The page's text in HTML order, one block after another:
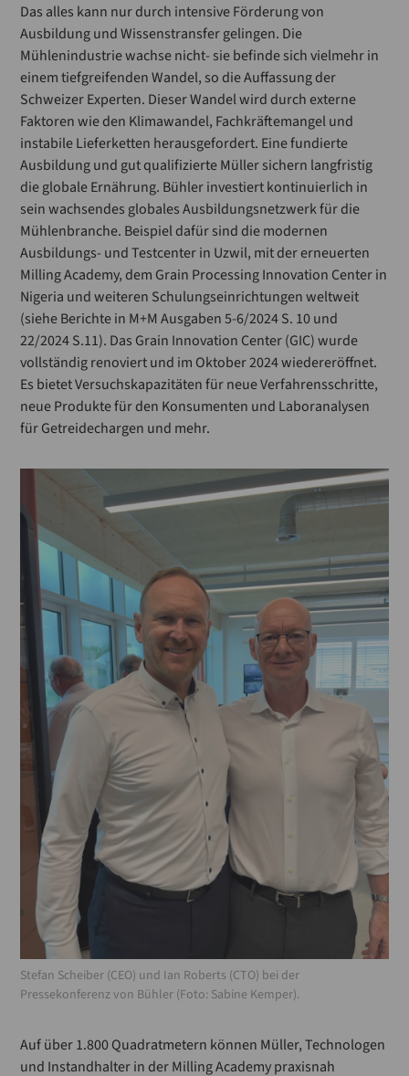
Das alles kann nur durch intensive Förderung von
Ausbildung und Wissenstransfer gelingen. Die
Mühlenindustrie wachse nicht- sie befinde sich vielmehr in
einem tiefgreifenden Wandel, so die Auffassung der
Schweizer Experten. Dieser Wandel wird durch externe
Faktoren wie den Klimawandel, Fachkräftemangel und
instabile Lieferketten herausgefordert. Eine fundierte
Ausbildung und gut qualifizierte Müller sichern langfristig
die globale Ernährung. Bühler investiert kontinuierlich in
sein wachsendes globales Ausbildungsnetzwerk für die
Mühlenbranche. Beispiel dafür sind die modernen
Ausbildungs- und Testcenter in Uzwil, mit der erneuerten
Milling Academy, dem Grain Processing Innovation Center in
Nigeria und weiteren Schulungseinrichtungen weltweit
(siehe Berichte in M+M Ausgaben 5-6/2024 S. 10 und
22/2024 S.11). Das Grain Innovation Center (GIC) wurde
vollständig renoviert und im Oktober 2024 wiedereröffnet.
Es bietet Versuchskapazitäten für neue Verfahrensschritte,
neue Produkte für den Konsumenten und Laboranalysen
für Getreidechargen und mehr.
Stefan Scheiber (CEO) und Ian Roberts (CTO) bei der
Pressekonferenz von Bühler (Foto: Sabine Kemper).
Auf über 1.800 Quadratmetern können Müller, Technologen
und Instandhalter in der Milling Academy praxisnah